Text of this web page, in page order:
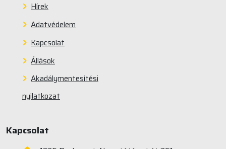
Hírek
Adatvédelem
Kapcsolat
Állások
Akadálymentesítési
nyilatkozat
Kapcsolat